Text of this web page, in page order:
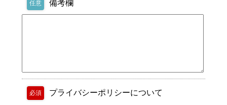
任意 備考欄
必須
プライバシーポリシーについて